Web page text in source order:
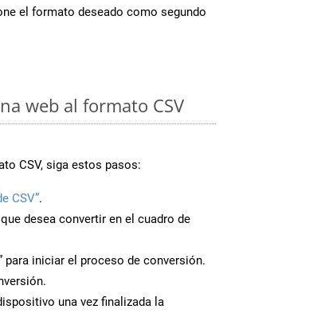
el formato deseado como segundo
web al formato CSV
CSV, siga estos pasos:
CSV”.
desea convertir en el cuadro de
para iniciar el proceso de conversión.
una vez finalizada la